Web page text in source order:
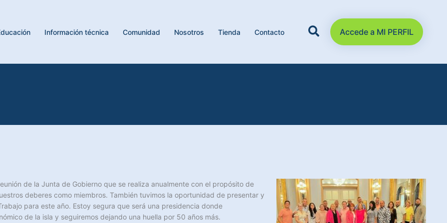
Información técnica Comunidad Nosotros Tienda Contacto Accede a MI PERFIL
de la Junta de Gobierno que se realiza anualmente con el propósito de
deberes como miembros. También tuvimos la oportunidad de presentar y
para este año. Estoy segura que será una presidencia donde
de la isla y seguiremos dejando una huella por 50 años más.